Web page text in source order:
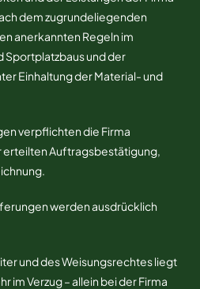
dem zugrundeliegenden
anerkannten Regeln im
Sportplatzbaus und der
Einhaltung der Material- und
verpflichten die Firma
erteilten Auftragsbestätigung,
werden ausdrücklich
und des Weisungsrechtes liegt
im Verzug – allein bei der Firma